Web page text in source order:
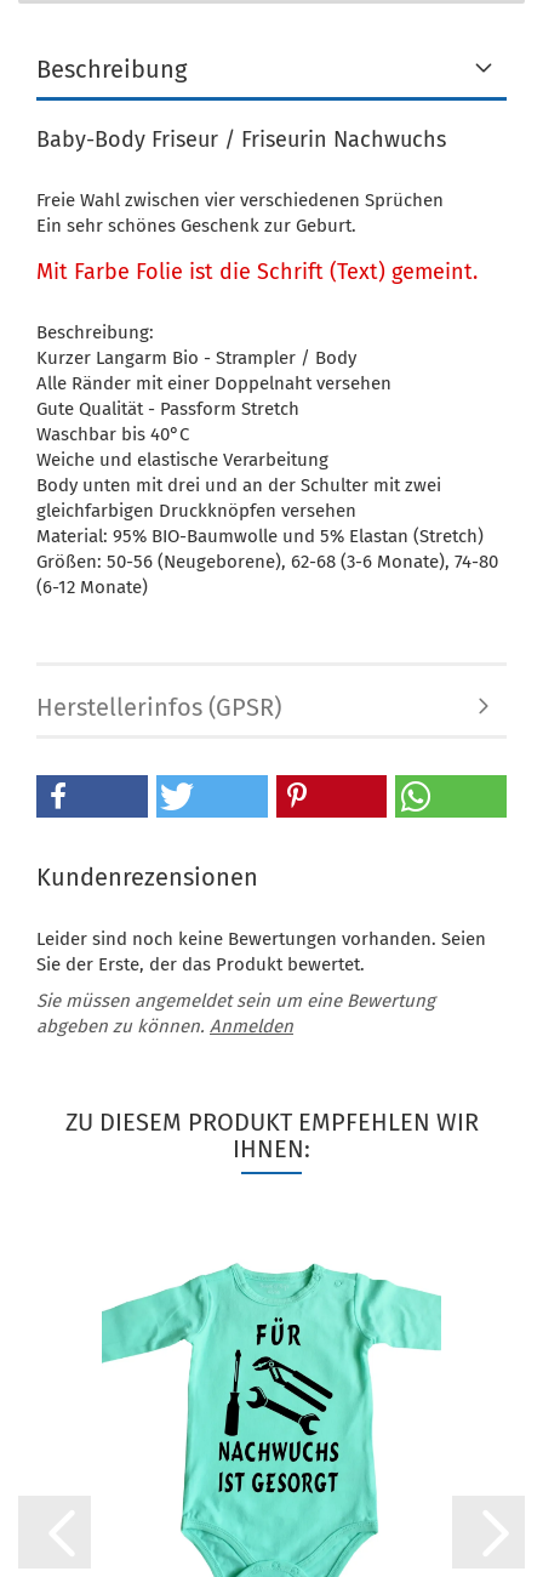
Beschreibung
Baby-Body Friseur / Friseurin Nachwuchs
Freie Wahl zwischen vier verschiedenen Sprüchen
Ein sehr schönes Geschenk zur Geburt.
Mit Farbe Folie ist die Schrift (Text) gemeint.
Beschreibung:
Kurzer Langarm Bio - Strampler / Body
Alle Ränder mit einer Doppelnaht versehen
Gute Qualität - Passform Stretch
Waschbar bis 40°C
Weiche und elastische Verarbeitung
Body unten mit drei und an der Schulter mit zwei
gleichfarbigen Druckknöpfen versehen
Material: 95% BIO-Baumwolle und 5% Elastan (Stretch)
Größen: 50-56 (Neugeborene), 62-68 (3-6 Monate), 74-80
(6-12 Monate)
Herstellerinfos (GPSR)
Kundenrezensionen
Leider sind noch keine Bewertungen vorhanden. Seien
Sie der Erste, der das Produkt bewertet.
Sie müssen angemeldet sein um eine Bewertung
abgeben zu können. Anmelden
ZU DIESEM PRODUKT EMPFEHLEN WIR
IHNEN: